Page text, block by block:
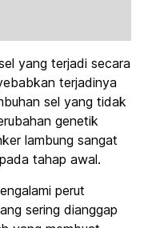
yang terjadi secara
terjadinya
sel yang tidak
genetik
lambung sangat
tahap awal.
perut
sering dianggap